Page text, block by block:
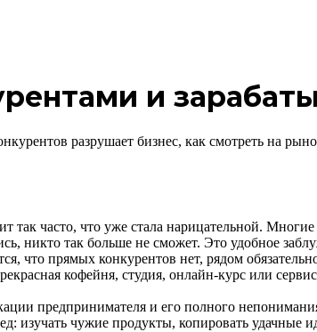
и
разрушает бизнес, как смотреть на
так часто, что уже стала нарицательной.
никто так больше не сможет. Это удобное
что прямых конкурентов нет, рядом
кофейня, студия, онлайн-курс или
предпринимателя и его полного
изучать чужие продукты, копировать